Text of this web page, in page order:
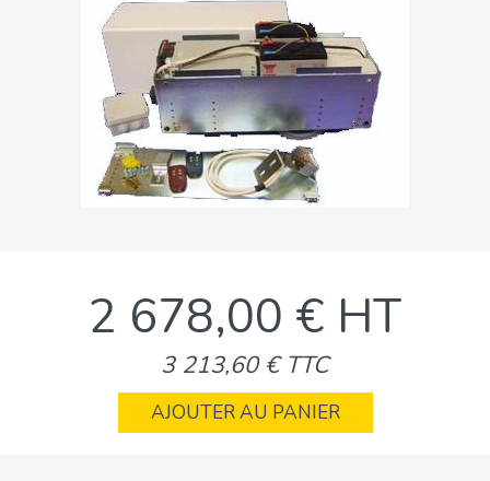
2 678,00 € HT
3 213,60 € TTC
AJOUTER AU PANIER